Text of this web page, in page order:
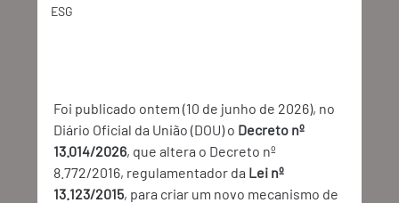
ESG
Foi publicado ontem (10 de junho de 2026), no
Diário Oficial da União (DOU) o Decreto nº
13.014/2026, que altera o Decreto nº
8.772/2016, regulamentador da Lei nº
13.123/2015, para criar um novo mecanismo de